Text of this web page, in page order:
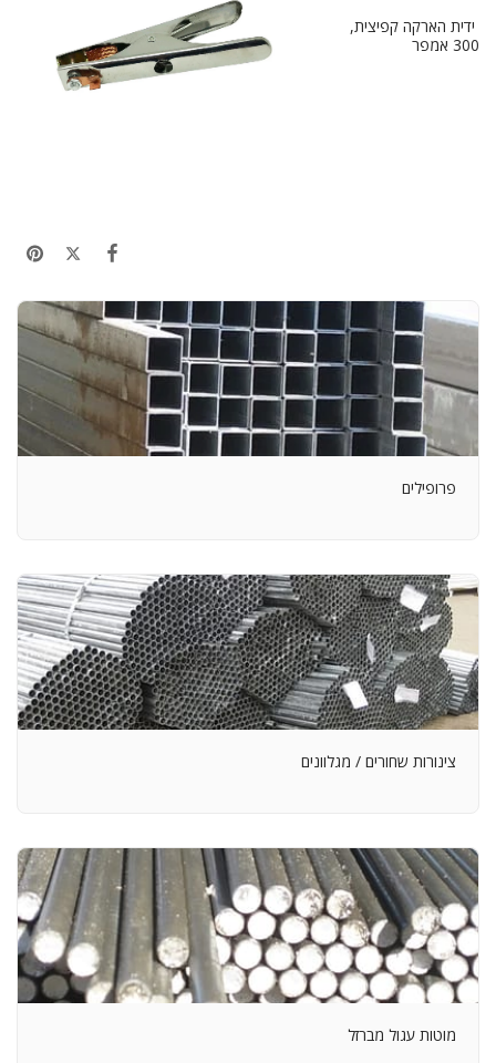
ידית הארקה קפיצית,
300 אמפר
פרופילים
צינורות שחורים / מגלוונים
מוטות עגול מברזל